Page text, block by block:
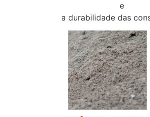
e
a durabilidade das